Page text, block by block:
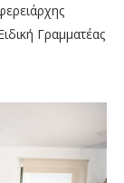
Γραμματέας